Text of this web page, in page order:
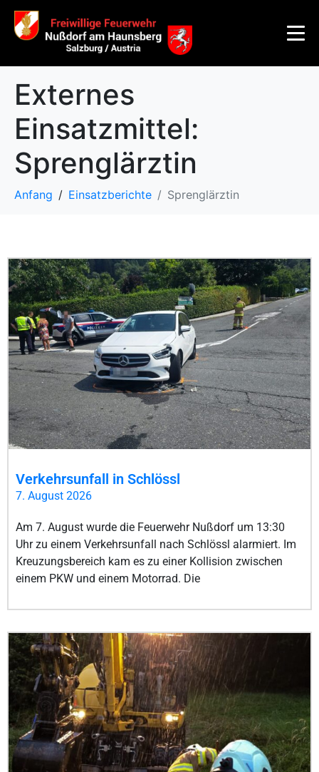
Externes
Einsatzmittel:
Sprenglärztin
Anfang Einsatzberichte Sprenglärztin
Verkehrsunfall in Schlössl
7. August 2026
Am 7. August wurde die Feuerwehr Nußdorf um 13:30
Uhr zu einem Verkehrsunfall nach Schlössl alarmiert. Im
Kreuzungsbereich kam es zu einer Kollision zwischen
einem PKW und einem Motorrad. Die